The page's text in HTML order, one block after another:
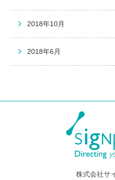
2018年10月
2018年6月
株式会社サ